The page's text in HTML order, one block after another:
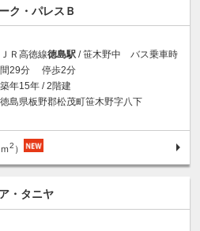
ク・パレスＢ
ＪＲ高徳線徳島駅 / 笹木野中 バス乗車時
間29分 停歩2分
築年15年 / 2階建
徳島県板野郡松茂町笹木野字八下
2 ）
・タニヤ